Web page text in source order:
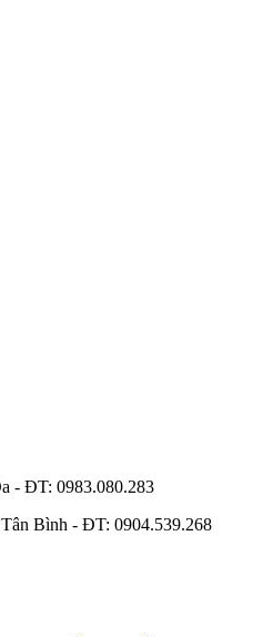
- ĐT: 0983.080.283
Tân Bình - ĐT: 0904.539.268